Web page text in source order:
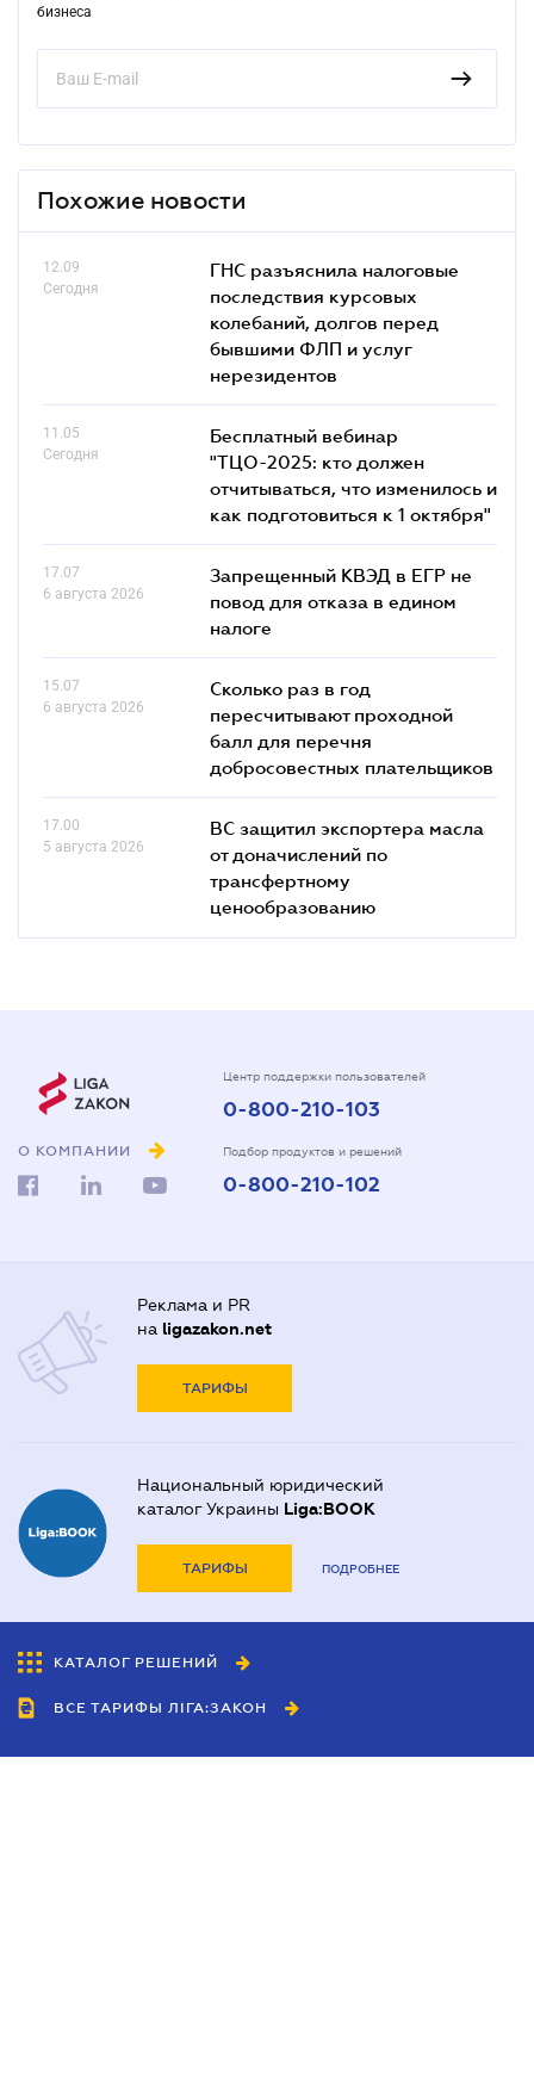
бизнеса
Похожие новости
12.09
Сегодня
ГНС разъяснила налоговые
последствия курсовых
колебаний, долгов перед
бывшими ФЛП и услуг
нерезидентов
11.05
Сегодня
Бесплатный вебинар
"ТЦО-2025: кто должен
отчитываться, что изменилось и
как подготовиться к 1 октября"
17.07
6 августа 2026
Запрещенный КВЭД в ЕГР не
повод для отказа в едином
налоге
15.07
6 августа 2026
Сколько раз в год
пересчитывают проходной
балл для перечня
добросовестных плательщиков
17.00
5 августа 2026
ВС защитил экспортера масла
от доначислений по
трансфертному
ценообразованию
О КОМПАНИИ
Центр поддержки пользователей
0-800-210-103
Подбор продуктов и решений
0-800-210-102
Реклама и PR
на ligazakon.net
ТАРИФЫ
Национальный юридический
каталог Украины Liga:BOOK
ТАРИФЫ ПОДРОБНЕЕ
КАТАЛОГ РЕШЕНИЙ
ВСЕ ТАРИФЫ ЛІГА:ЗАКОН